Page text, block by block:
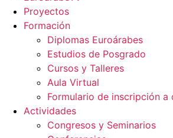
Proyectos
Formación
Diplomas Euroárabes
Estudios de Posgrado
Cursos y Talleres
Aula Virtual
Formulario de inscripción a
Actividades
Congresos y Seminarios